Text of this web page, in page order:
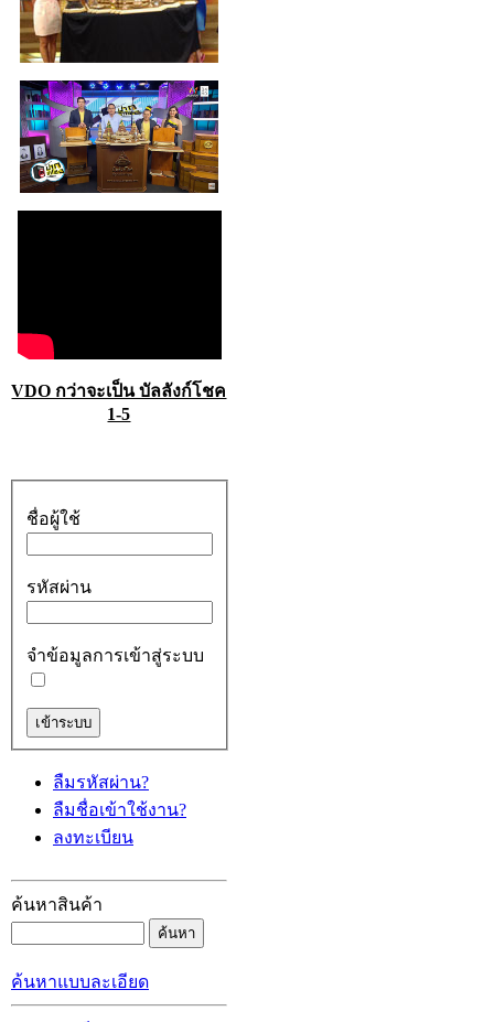
VDO กว่าจะเป็น บัลลังก์โชค
1-5
ชื่อผู้ใช้
รหัสผ่าน
จำข้อมูลการเข้าสู่ระบบ
ลืมรหัสผ่าน?
ลืมชื่อเข้าใช้งาน?
ลงทะเบียน
ค้นหาสินค้า
ค้นหาแบบละเอียด